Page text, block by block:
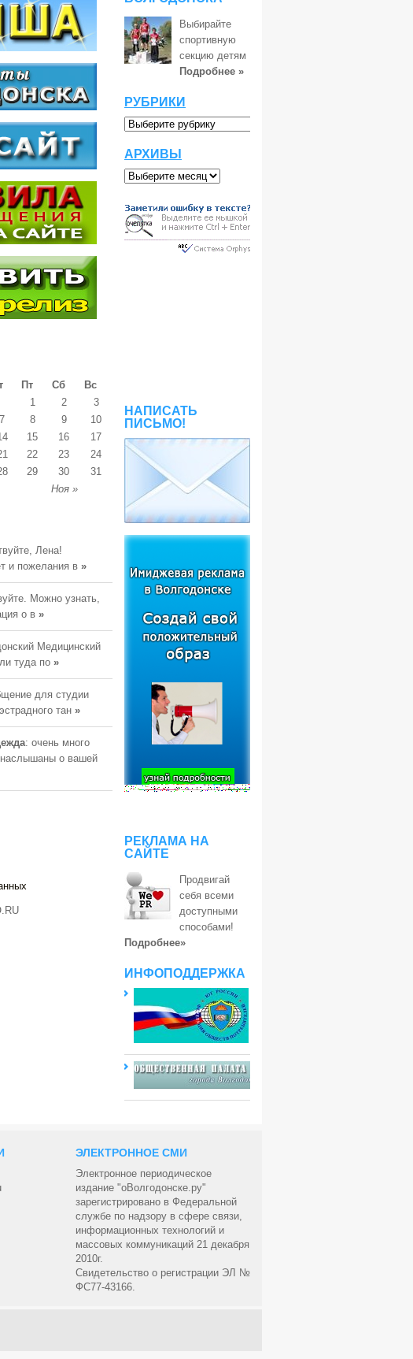
Пт Сб Вс
Ноя »
1 2
3
7 8 9
10
15 16
17
22 23
24
29 30 31
Лена!
и пожелания в »
Можно узнать,
о в »
Медицинский
туда по »
для студии
тан »
: очень много
наслышаны о вашей
Выбирайте
спортивную
секцию детям
Подробнее »
РУБРИКИ
АРХИВЫ
НАПИСАТЬ
ПИСЬМО!
РЕКЛАМА НА
САЙТЕ
Продвигай
себя всеми
доступными
способами!
Подробнее»
ИНФОПОДДЕРЖКА
ЭЛЕКТРОННОЕ СМИ
Электронное периодическое
издание "оВолгодонске.ру"
зарегистрировано в Федеральной
службе по надзору в сфере связи,
информационных технологий и
массовых коммуникаций 21 декабря
2010г.
Свидетельство о регистрации ЭЛ №
ФС77-43166.